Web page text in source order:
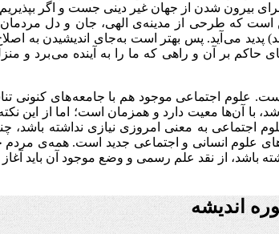
بیرون شدن از جهان غیر دینی جست و اگر
طرحی از مدینه‌ی الهی، جان و دل مردمان را
پدید می آید. پس بهتر است به‌جای اندیشیدن
بر آن و راهی که ما را به آینده می برد و
علوم اجتماعی موجود هم با جامعه های کنونی
با آن‌ها معیت دارد و همزمان است؛ اما از این
اجتماعی به معنی امروزی نیازی نداشته باشد،
های علوم انسانی و اجتماعی جدید است. همه‌ی
باشد، از نقد علم رسمی و وضع موجود آن باید
اندیشه